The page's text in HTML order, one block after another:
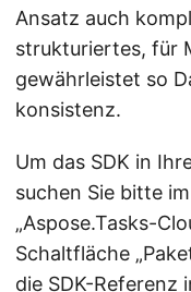
Ansatz auch
strukturiertes, für
gewährleistet so
konsistenz.
Um das SDK in
suchen Sie bitte
„Aspose.Tasks-
Schaltfläche
die SDK-Referenz